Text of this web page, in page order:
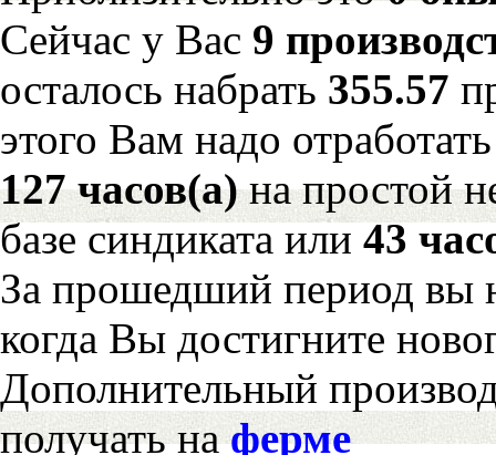
Сейчас у Вас 9
осталось набрать 355.57
этого Вам надо отработать
127 часов(а)на простой
базе синдиката или43
За прошедший период вы
когда Вы достигните
Дополнительный
получать наферме